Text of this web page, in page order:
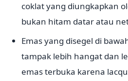
coklat yang diungkapkan
bukan hitam datar atau
Emas yang disegel di
tampak lebih hangat dan
emas terbuka karena